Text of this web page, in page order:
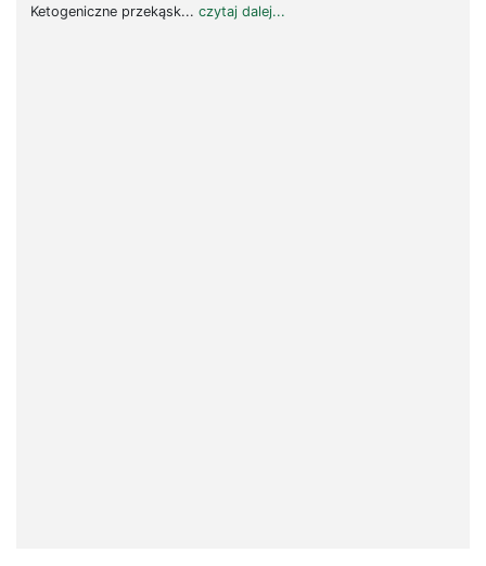
Ketogeniczne przekąsk... czytaj dalej...